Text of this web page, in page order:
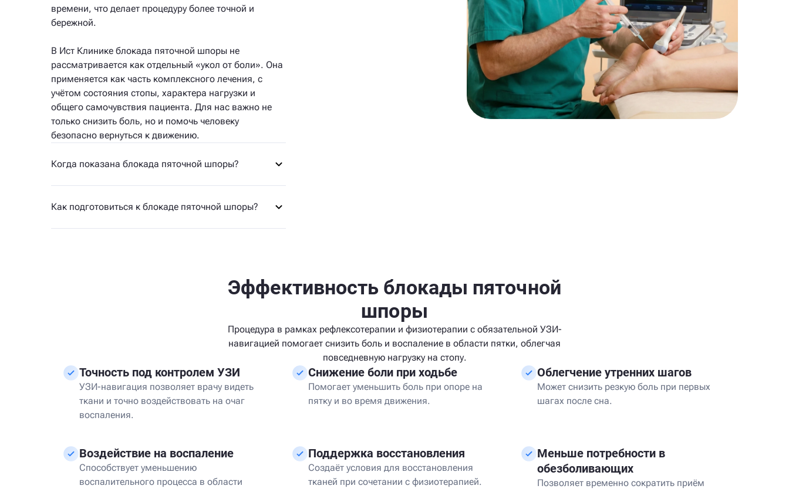
времени, что делает процедуру более точной и
бережной.
В Ист Клинике блокада пяточной шпоры не
рассматривается как отдельный «укол от боли». Она
применяется как часть комплексного лечения, с
учётом состояния стопы, характера нагрузки и
общего самочувствия пациента. Для нас важно не
только снизить боль, но и помочь человеку
безопасно вернуться к движению.
Когда показана блокада пяточной шпоры?
Как подготовиться к блокаде пяточной шпоры?
Эффективность блокады пяточной
шпоры
Процедура в рамках рефлексотерапии и физиотерапии с обязательной УЗИ-
навигацией помогает снизить боль и воспаление в области пятки, облегчая
повседневную нагрузку на стопу.
Точность под контролем УЗИ
УЗИ-навигация позволяет врачу видеть
ткани и точно воздействовать на очаг
воспаления.
Снижение боли при ходьбе
Помогает уменьшить боль при опоре на
пятку и во время движения.
Облегчение утренних шагов
Может снизить резкую боль при первых
шагах после сна.
Воздействие на воспаление
Способствует уменьшению
воспалительного процесса в области
Поддержка восстановления
Создаёт условия для восстановления
тканей при сочетании с физиотерапией.
Меньше потребности в
обезболивающих
Позволяет временно сократить приём